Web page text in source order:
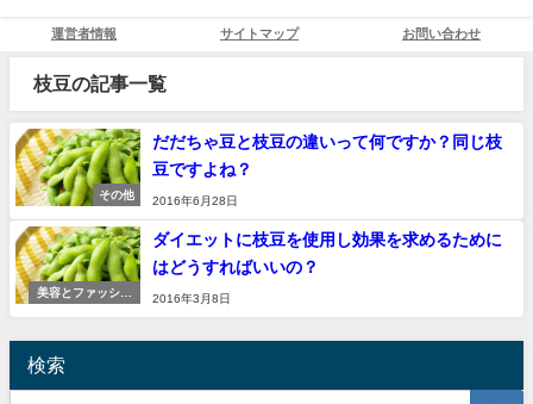
運営者情報 サイトマップ お問い合わせ
枝豆の記事一覧
その他
だだちゃ豆と枝豆の違いって何ですか？同じ枝
豆ですよね？
2016年6月28日
美容とファッショ
ダイエットに枝豆を使用し効果を求めるために
はどうすればいいの？
2016年3月8日
検索